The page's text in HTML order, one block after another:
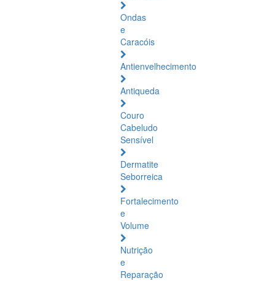
Ondas
e
Caracóis
Antienvelhecimento
Antiqueda
Couro
Cabeludo
Sensível
Dermatite
Seborreica
Fortalecimento
e
Volume
Nutrição
e
Reparação